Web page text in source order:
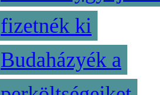
fizetnék ki
Budaházyék a